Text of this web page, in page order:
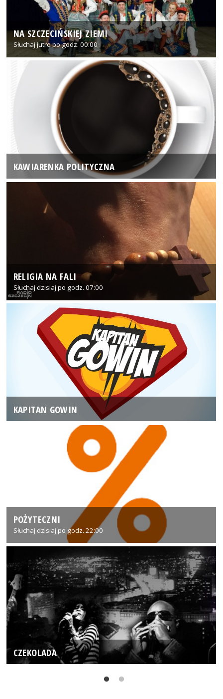
NA SZCZECIŃSKIEJ ZIEMI
Słuchaj jutro po godz. 00:00
KAWIARENKA POLITYCZNA
RELIGIA NA FALI
Słuchaj dzisiaj po godz. 07:00
KAPITAN GOWIN
POŻYTECZNI
Słuchaj dzisiaj po godz. 22:00
CZEKOLADA